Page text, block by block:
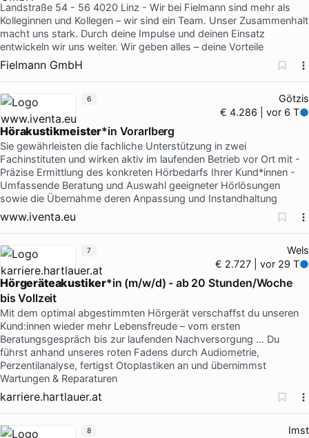
Landstraße 54 - 56 4020 Linz - Wir bei Fielmann sind mehr als
Kolleginnen und Kollegen – wir sind ein Team. Unser Zusammenhalt
macht uns stark. Durch deine Impulse und deinen Einsatz
entwickeln wir uns weiter. Wir geben alles – deine Vorteile
Fielmann GmbH
Götzis
€ 4.286 | vor 6 T
Hörakustikmeister*in Vorarlberg
Sie gewährleisten die fachliche Unterstützung in zwei
Fachinstituten und wirken aktiv im laufenden Betrieb vor Ort mit -
Präzise Ermittlung des konkreten Hörbedarfs Ihrer Kund*innen -
Umfassende Beratung und Auswahl geeigneter Hörlösungen
sowie die Übernahme deren Anpassung und Instandhaltung
www.iventa.eu
6
Wels
€ 2.727 | vor 29 T
Hörgeräteakustiker*in (m/w/d) - ab 20 Stunden/Woche
bis Vollzeit
Mit dem optimal abgestimmten Hörgerät verschaffst du unseren
Kund:innen wieder mehr Lebensfreude – vom ersten
Beratungsgespräch bis zur laufenden Nachversorgung … Du
führst anhand unseres roten Fadens durch Audiometrie,
Perzentilanalyse, fertigst Otoplastiken an und übernimmst
Wartungen & Reparaturen
karriere.hartlauer.at
7
Imst
8